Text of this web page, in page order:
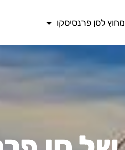
מחוץ לסן פרנסיסקו